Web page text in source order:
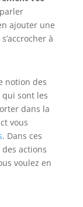
ajouter une
à
notion des
sont les
dans la
vous
. Dans ces
des actions
voulez en